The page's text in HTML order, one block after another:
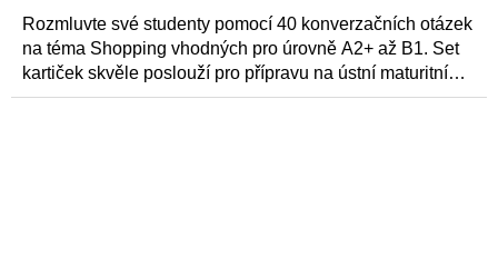
Rozmluvte své studenty pomocí 40 konverzačních otázek
na téma Shopping vhodných pro úrovně A2+ až B1. Set
kartiček skvěle poslouží pro přípravu na ústní maturitní
zkoušku z...